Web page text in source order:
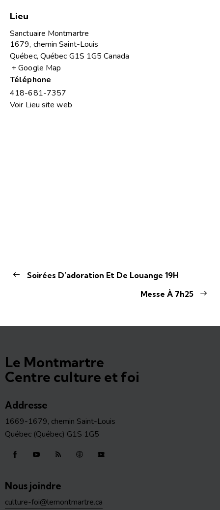
Lieu
Sanctuaire Montmartre
1679, chemin Saint-Louis
Québec, Québec G1S 1G5 Canada
+ Google Map
Téléphone
418-681-7357
Voir Lieu site web
Soirées D’adoration Et De Louange 19H
Messe À 7h25
Le Montmartre
Centre culture et foi
Addresse
1669-1679, chemin Saint-Louis
Québec (Québec) G1S 1G5
Nous joindre
culture-foi@lemontmartre.ca